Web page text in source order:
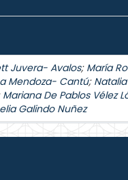
Juvera- Avalos; María
Mendoza- Cantú;
Mariana De Pablos Vélez
Galindo Nuñez